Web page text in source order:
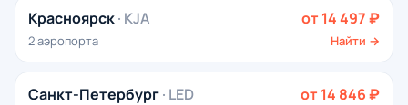
Красноярск· KJA
2 аэропорта
от 14 497 ₽
Найти →
Санкт-Петербург· LED от 14 846 ₽